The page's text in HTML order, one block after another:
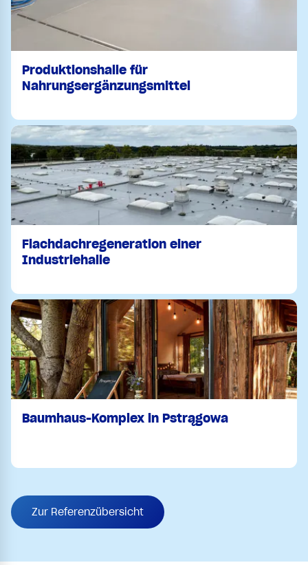
Produktionshalle für
Nahrungsergänzungsmittel
Flachdachregeneration einer
Industriehalle
Baumhaus-Komplex in Pstrągowa
Zur Referenzübersicht